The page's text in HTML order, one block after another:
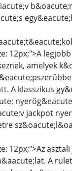
12px;">A
amelyek
A klasszikus
jackpot
12px;">Az
A